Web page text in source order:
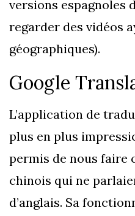
versions espagnoles
regarder des vidéos
géographiques).
Google
L’application de
plus en plus
permis de nous faire
chinois qui ne
d’anglais. Sa